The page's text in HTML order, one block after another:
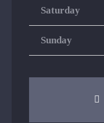
Saturday
Sunday